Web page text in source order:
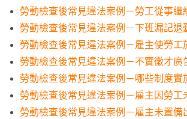
勞動檢查後常見違法案例－勞工從事
勞動檢查後常見違法案例－下班漏記退
勞動檢查後常見違法案例－雇主使勞工
勞動檢查後常見違法案例－不實徵才廣
勞動檢查後常見違法案例－哪些制度
勞動檢查後常見違法案例－雇主因勞
勞動檢查後常見違法案例－雇主未置備